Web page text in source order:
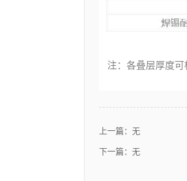
注：各叠层厚度可
上一篇：无
下一篇：无